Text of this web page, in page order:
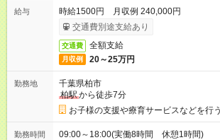
給与
時給1500円 月収例 240,000円
交通費別途支給あり
交通費 全額支給
月収例 20～25万円
勤務地
千葉県柏市
柏駅から徒歩7分
お子様の支援や療育サービスなどを行
勤務時間 09:00～18:00(実働8時間 休憩1時間)